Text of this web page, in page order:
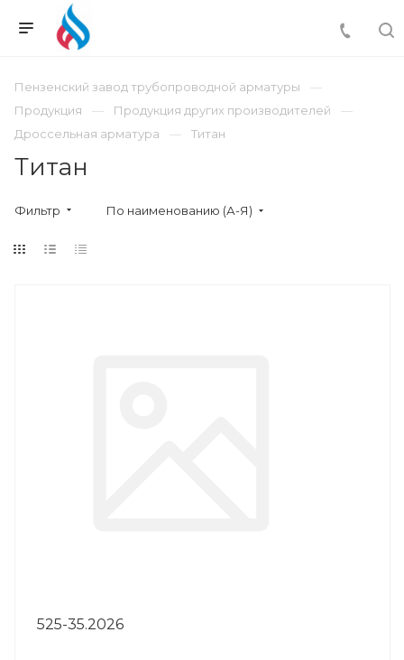
Пензенский завод трубопроводной арматуры
Продукция
Продукция других производителей
Дроссельная арматура
Титан
Титан
Фильтр По наименованию (А-Я)
525-35.2026